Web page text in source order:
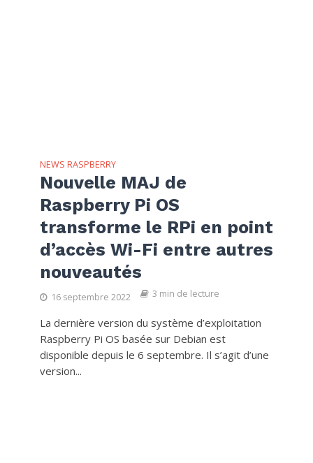
NEWS RASPBERRY
Nouvelle MAJ de
Raspberry Pi OS
transforme le RPi en point
d’accès Wi-Fi entre autres
nouveautés
16 septembre 2022 3 min de lecture
La dernière version du système d’exploitation
Raspberry Pi OS basée sur Debian est
disponible depuis le 6 septembre. Il s’agit d’une
version...